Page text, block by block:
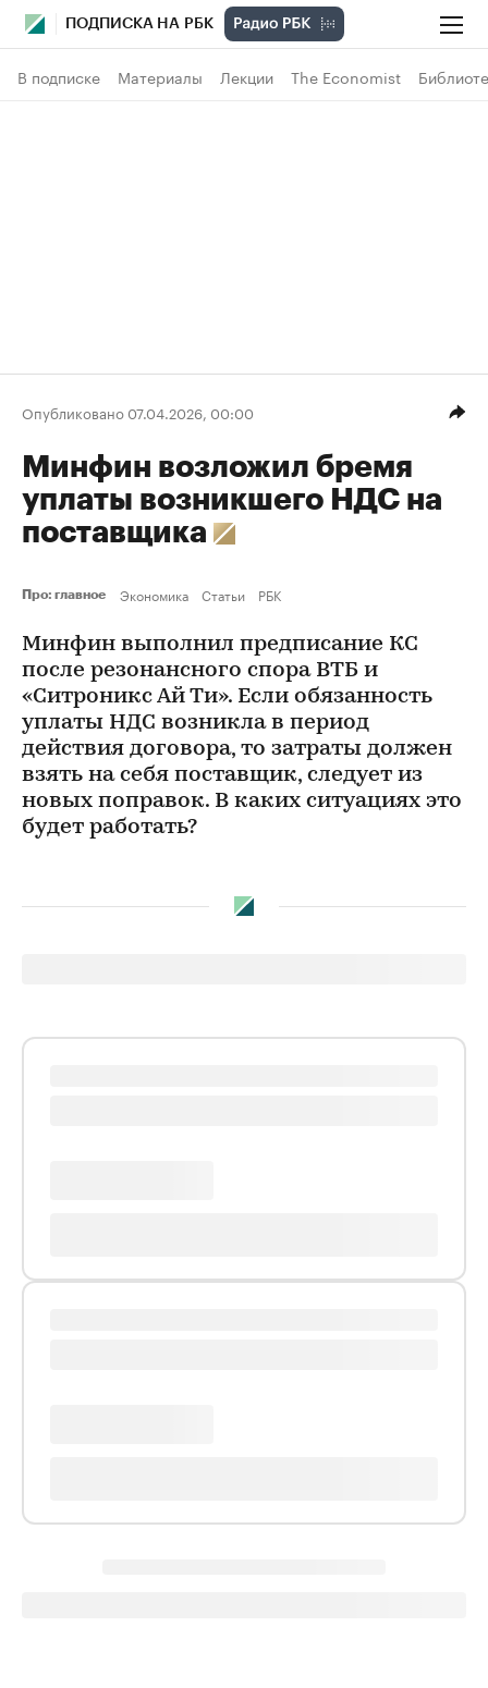
ПОДПИСКА НА РБК
В подписке Материалы Лекции The Economist
Опубликовано 07.04.2026, 00:00
Минфин возложил бремя
уплаты возникшего НДС на
поставщика
Про: главное Экономика Статьи РБК
Минфин выполнил предписание КС
после резонансного спора ВТБ и
«Ситроникс Ай Ти». Если обязанность
уплаты НДС возникла в период
действия договора, то затраты должен
взять на себя поставщик, следует из
новых поправок. В каких ситуациях это
будет работать?